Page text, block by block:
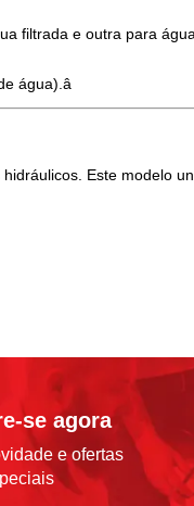
filtrada e outra para
água).â
Este modelo
se agora
e ofertas